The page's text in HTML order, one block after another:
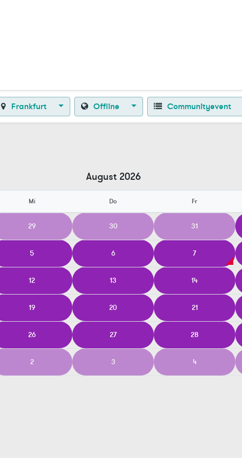
Frankfurt Offline Communityevent
August 2026
Mi Do Fr
29 30 31
5 6 7
12 13 14
19 20 21
26 27 28
2 3 4